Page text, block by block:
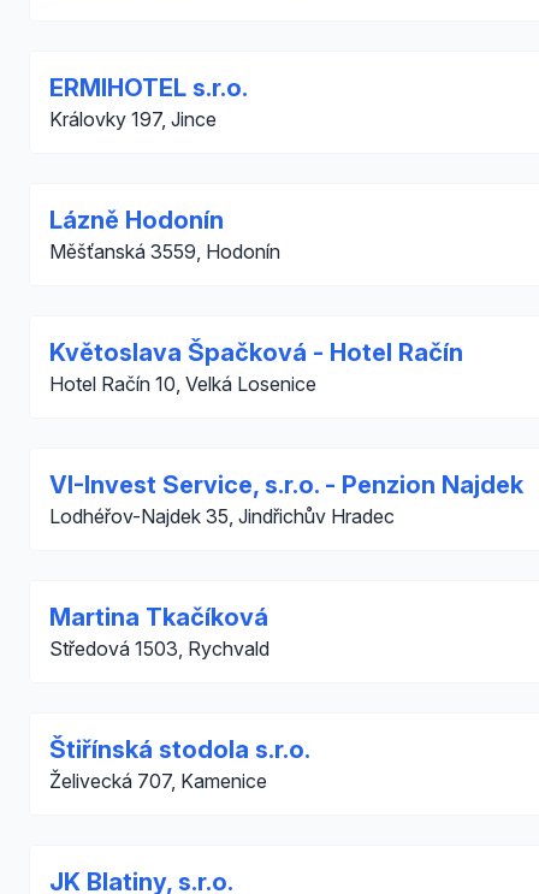
ERMIHOTEL s.r.o.
Královky 197, Jince
Lázně Hodonín
Měšťanská 3559, Hodonín
Květoslava Špačková - Hotel Račín
Hotel Račín 10, Velká Losenice
VI-Invest Service, s.r.o. - Penzion Najdek
Lodhéřov-Najdek 35, Jindřichův Hradec
Martina Tkačíková
Středová 1503, Rychvald
Štiřínská stodola s.r.o.
Želivecká 707, Kamenice
JK Blatiny, s.r.o.